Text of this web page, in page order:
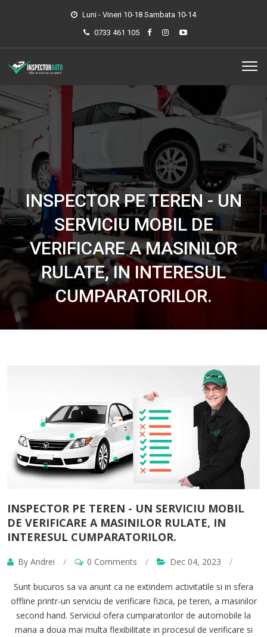
Luni - Vineri 10-18 Sambata 10-14
0733 461 105
INSPECTOR PE TEREN - UN
SERVICIU MOBIL DE
VERIFICARE A MASINILOR
RULATE, IN INTERESUL
CUMPARATORILOR.
INSPECTOR PE TEREN - UN SERVICIU MOBIL
DE VERIFICARE A MASINILOR RULATE, IN
INTERESUL CUMPARATORILOR.
By Andrei / 0 Comments / Dec 04, 2023 /
Sunt bucuros sa va anunt ca ne extindem activitatile si in sfera
offline printr-un serviciu de verificare fizica, pe teren, a masinilor
second hand. Serviciul ofera cumparatorilor de automobile la
mana a doua mai multa flexibilitate in procesul de verificare si